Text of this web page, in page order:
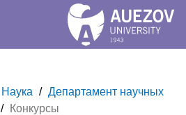
Наука / Департамент научных
/ Конкурсы